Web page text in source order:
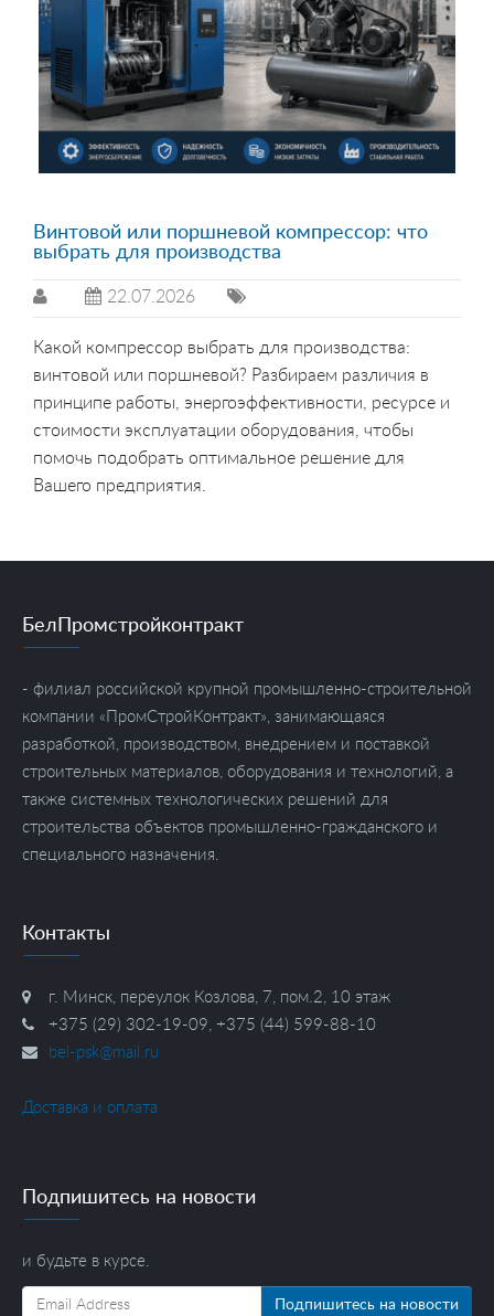
Винтовой или поршневой компрессор: что
выбрать для производства
22.07.2026
Какой компрессор выбрать для производства:
винтовой или поршневой? Разбираем различия в
принципе работы, энергоэффективности, ресурсе и
стоимости эксплуатации оборудования, чтобы
помочь подобрать оптимальное решение для
Вашего предприятия.
БелПромстройконтракт
- филиал российской крупной промышленно-строительной
компании «ПромСтройКонтракт», занимающаяся
разработкой, производством, внедрением и поставкой
строительных материалов, оборудования и технологий, а
также системных технологических решений для
строительства объектов промышленно-гражданского и
специального назначения.
Контакты
г. Минск, переулок Козлова, 7, пом.2, 10 этаж
+375 (29) 302-19-09, +375 (44) 599-88-10
bel-psk@mail.ru
Доставка и оплата
Подпишитесь на новости
и будьте в курсе.
Подпишитесь на новости